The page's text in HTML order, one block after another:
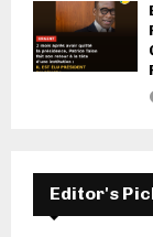
Editor's